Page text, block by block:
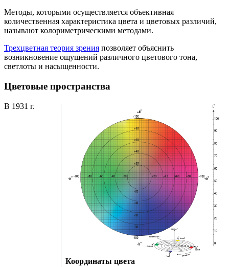
Методы, которыми осуществляется объективная
количественная характеристика цвета и цветовых различий,
называют колориметрическими методами.
Трехцветная теория зрения позволяет объяснить
возникновение ощущений различного цветового тона,
светлоты и насыщенности.
Цветовые пространства
Координаты цвета
В 1931 г.